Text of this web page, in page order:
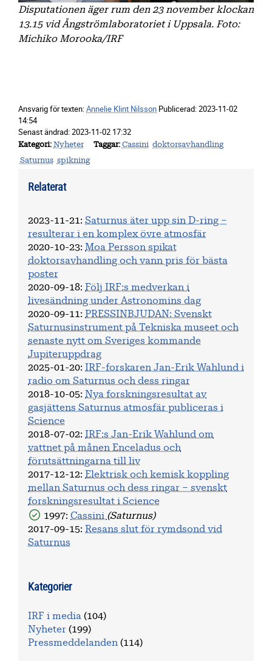
Disputationen äger rum den 23 november klockan
13.15 vid Ångströmlaboratoriet i Uppsala. Foto:
Michiko Morooka/IRF
Ansvarig för texten:Annelie Klint Nilsson Publicerad:2023-11-02
14:54
Senast ändrad:2023-11-02 17:32
Kategori Nyheter Taggar Cassini doktorsavhandling
Saturnus spikning
Relaterat
2023-11-21 : Saturnus äter upp sin D-ring –
resulterar i en komplex övre atmosfär
2020-10-23: Moa Persson spikat
doktorsavhandling och vann pris för bästa
poster
2020-09-18: Följ IRF:s medverkan i
livesändning under Astronomins dag
2020-09-11 : PRESSINBJUDAN: Svenskt
Saturnusinstrument på Tekniska museet och
senaste nytt om Sveriges kommande
Jupiteruppdrag
2025-01-20:
IRF-forskaren Jan-Erik Wahlund i
radio om Saturnus och dess ringar
2018-10-05: Nya forskningsresultat av
gasjättens Saturnus atmosfär publiceras i
Science
2018-07-02:
IRF:s Jan-Erik Wahlund om
vattnet på månen Enceladus och
förutsättningarna till liv
2017-12-12: Elektrisk och kemisk koppling
mellan Saturnus och dess ringar – svenskt
forskningsresultat i Science
1997:Cassini (Saturnus)
2017-09-15: Resans slut för rymdsond vid
Saturnus
Kategorier
IRF i media (104)
Nyheter (199)
Pressmeddelanden (114)